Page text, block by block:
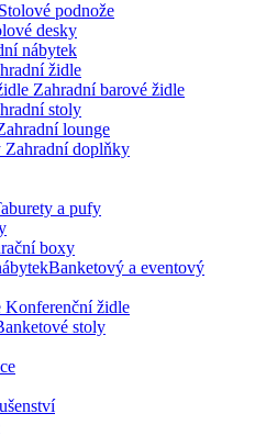
Stolové podnože
desky
nábytek
židle
Zahradní barové židle
stoly
lounge
Zahradní doplňky
a pufy
boxy
Banketový a eventový
Konferenční židle
stoly